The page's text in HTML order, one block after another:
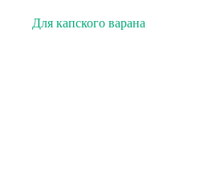
Для капского варана